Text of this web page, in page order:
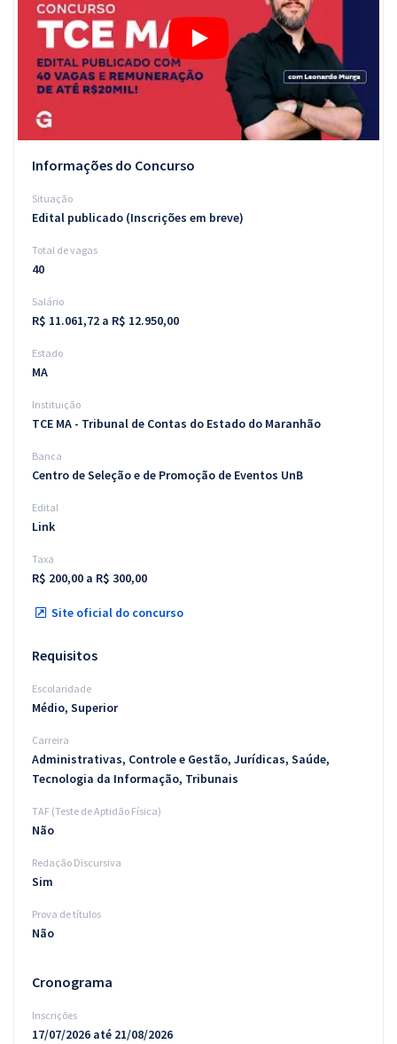
Blog
Aprovados
Atendimento
Informações do Concurso
Situação
Edital publicado (Inscrições em breve)
Total de vagas
40
Salário
R$ 11.061,72 a R$ 12.950,00
Estado
MA
Instituição
TCE MA - Tribunal de Contas do Estado do Maranhão
Banca
Centro de Seleção e de Promoção de Eventos UnB
Edital
Link
Taxa
R$ 200,00 a R$ 300,00
Site oficial do concurso
Requisitos
Escolaridade
Médio, Superior
Carreira
Administrativas, Controle e Gestão, Jurídicas, Saúde,
Tecnologia da Informação, Tribunais
TAF (Teste de Aptidão Física)
Não
Redação Discursiva
Sim
Prova de títulos
Não
Cronograma
Inscrições
17/07/2026 até 21/08/2026